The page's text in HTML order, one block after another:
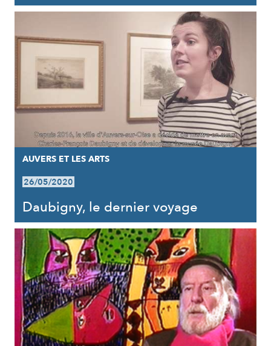
AUVERS ET LES ARTS
26/05/2020
Daubigny, le dernier voyage